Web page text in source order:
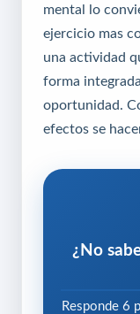
mental lo
ejercicio mas
una actividad
forma
oportunidad.
efectos se
¿No
Responde 6